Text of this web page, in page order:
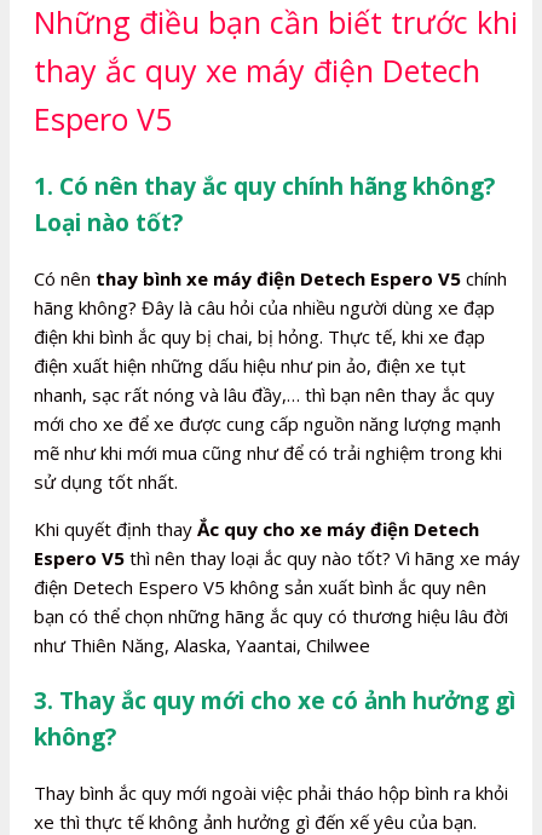
Những điều bạn cần biết trước khi
thay ắc quy xe máy điện Detech
Espero V5
1. Có nên thay ắc quy chính hãng không?
Loại nào tốt?
Có nên thay bình xe máy điện Detech Espero V5 chính
hãng không? Đây là câu hỏi của nhiều người dùng xe đạp
điện khi bình ắc quy bị chai, bị hỏng. Thực tế, khi xe đạp
điện xuất hiện những dấu hiệu như pin ảo, điện xe tụt
nhanh, sạc rất nóng và lâu đầy,… thì bạn nên thay ắc quy
mới cho xe để xe được cung cấp nguồn năng lượng mạnh
mẽ như khi mới mua cũng như để có trải nghiệm trong khi
sử dụng tốt nhất.
Khi quyết định thay Ắc quy cho xe máy điện Detech
Espero V5 thì nên thay loại ắc quy nào tốt? Vì hãng xe máy
điện Detech Espero V5 không sản xuất bình ắc quy nên
bạn có thể chọn những hãng ắc quy có thương hiệu lâu đời
như Thiên Năng, Alaska, Yaantai, Chilwee
3. Thay ắc quy mới cho xe có ảnh hưởng gì
không?
Thay bình ắc quy mới ngoài việc phải tháo hộp bình ra khỏi
xe thì thực tế không ảnh hưởng gì đến xế yêu của bạn.